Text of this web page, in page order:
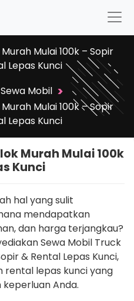
Mulai 100k – Sopir
Lepas Kunci
Mobil >
Mulai 100k – Sopir
Lepas Kunci
Murah Mulai 100k
Kunci
hal yang sulit
mendapatkan
dan harga terjangkau?
Sewa Mobil Truck
& Rental Lepas Kunci,
rental lepas kunci yang
Anda.